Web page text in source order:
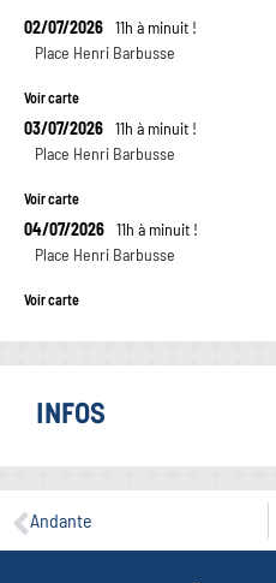
02/07/2026 11h à minuit !
Place Henri Barbusse
Voir carte
03/07/2026 11h à minuit !
Place Henri Barbusse
Voir carte
04/07/2026 11h à minuit !
Place Henri Barbusse
Voir carte
INFOS
Andante